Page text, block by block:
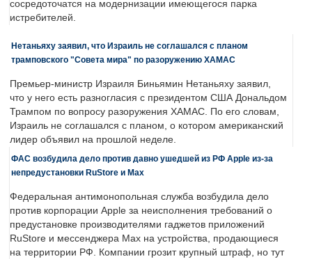
сосредоточатся на модернизации имеющегося парка
истребителей.
Нетаньяху заявил, что Израиль не соглашался с планом
трамповского "Совета мира" по разоружению ХАМАС
Премьер-министр Израиля Биньямин Нетаньяху заявил,
что у него есть разногласия с президентом США Дональдом
Трампом по вопросу разоружения ХАМАС. По его словам,
Израиль не соглашался с планом, о котором американский
лидер объявил на прошлой неделе.
ФАС возбудила дело против давно ушедшей из РФ Apple из-за
непредустановки RuStore и Max
Федеральная антимонопольная служба возбудила дело
против корпорации Apple за неисполнения требований о
предустановке производителями гаджетов приложений
RuStore и мессенджера Max на устройства, продающиеся
на территории РФ. Компании грозит крупный штраф, но тут